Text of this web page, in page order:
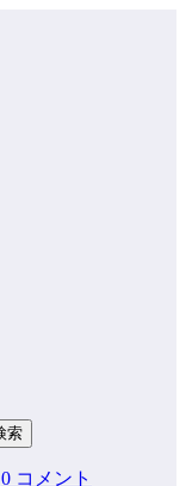
0 コメント